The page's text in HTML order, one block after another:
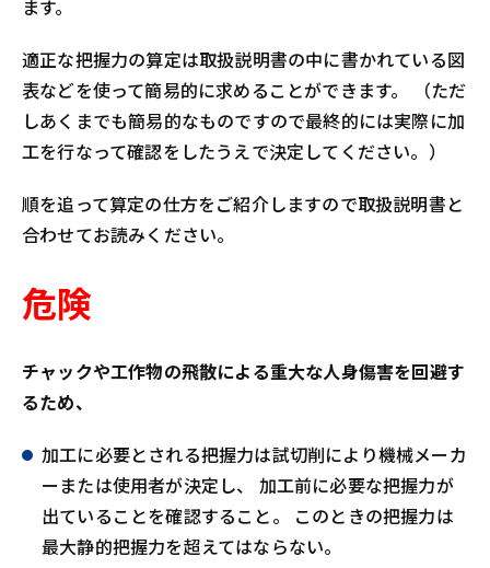
ます。
適正な把握力の算定は取扱説明書の中に書かれている図
表などを使って簡易的に求めることができます。 （ただ
しあくまでも簡易的なものですので最終的には実際に加
工を行なって確認をしたうえで決定してください。）
順を追って算定の仕方をご紹介しますので取扱説明書と
合わせてお読みください。
危険
チャックや工作物の飛散による重大な人身傷害を回避す
るため、
加工に必要とされる把握力は試切削により機械メーカ
ーまたは使用者が決定し、 加工前に必要な把握力が
出ていることを確認すること。 このときの把握力は
最大静的把握力を超えてはならない。